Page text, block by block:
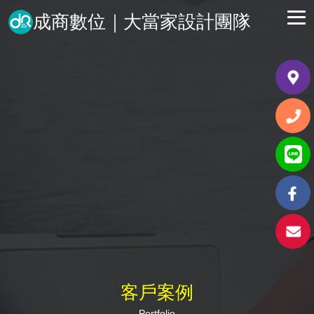
成商數位｜大當家設計團隊
客戶案例